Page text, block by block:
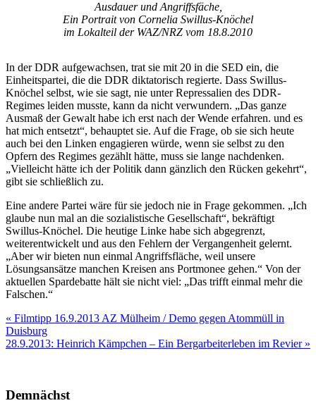
Ausdauer und Angriffsfäche,
Ein Portrait von Cornelia Swillus-Knöchel
im Lokalteil der WAZ/NRZ vom 18.8.2010
In der DDR aufgewachsen, trat sie mit 20 in die SED ein, die
Einheitspartei, die die DDR diktatorisch regierte. Dass Swillus-
Knöchel selbst, wie sie sagt, nie unter Repressalien des DDR-
Regimes leiden musste, kann da nicht verwundern. „Das ganze
Ausmaß der Gewalt habe ich erst nach der Wende erfahren. und es
hat mich entsetzt“, behauptet sie. Auf die Frage, ob sie sich heute
auch bei den Linken engagieren würde, wenn sie selbst zu den
Opfern des Regimes gezählt hätte, muss sie lange nachdenken.
„Vielleicht hätte ich der Politik dann gänzlich den Rücken gekehrt“,
gibt sie schließlich zu.
Eine andere Partei wäre für sie jedoch nie in Frage gekommen. „Ich
glaube nun mal an die sozialistische Gesellschaft“, bekräftigt
Swillus-Knöchel. Die heutige Linke habe sich abgegrenzt,
weiterentwickelt und aus den Fehlern der Vergangenheit gelernt.
„Aber wir bieten nun einmal Angriffsfläche, weil unsere
Lösungsansätze manchen Kreisen ans Portmonee gehen.“ Von der
aktuellen Spardebatte hält sie nicht viel: „Das trifft einmal mehr die
Falschen.“
Beitragsnavigation
« Filmtipp 16.9.2013 AZ Mülheim / Demo gegen Atommüll in
Duisburg
28.9.2013: Heinrich Kämpchen – Ein Bergarbeiterleben im Revier »
Demnächst